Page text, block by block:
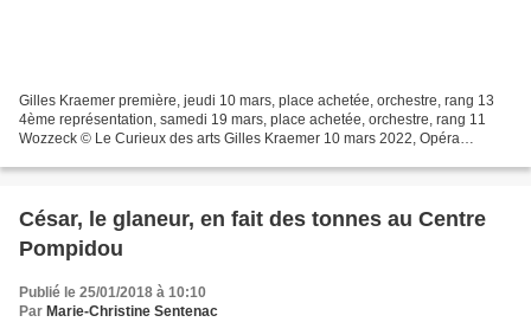
Gilles Kraemer première, jeudi 10 mars, place achetée, orchestre, rang 13
4ème représentation, samedi 19 mars, place achetée, orchestre, rang 11
Wozzeck © Le Curieux des arts Gilles Kraemer 10 mars 2022, Opéra
César, le glaneur, en fait des tonnes au Centre
Pompidou
Publié le 25/01/2018 à 10:10
Par Marie-Christine Sentenac